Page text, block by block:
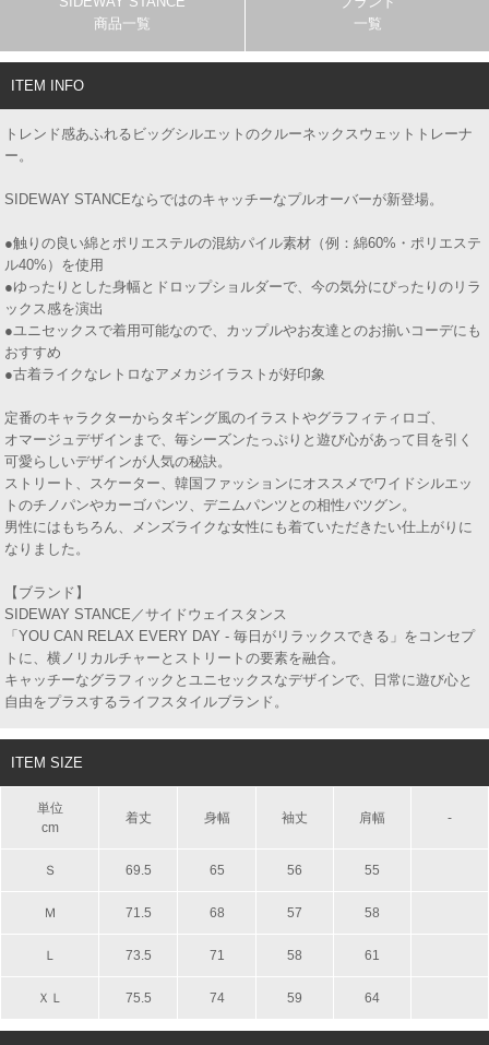
商品一覧
一覧
ITEM INFO
トレンド感あふれるビッグシルエットのクルーネックスウェットトレーナ
ー。
SIDEWAY STANCEならではのキャッチーなプルオーバーが新登場。
●触りの良い綿とポリエステルの混紡パイル素材（例：綿60%・ポリエステ
ル40%）を使用
●ゆったりとした身幅とドロップショルダーで、今の気分にぴったりのリラ
ックス感を演出
●ユニセックスで着用可能なので、カップルやお友達とのお揃いコーデにも
おすすめ
●古着ライクなレトロなアメカジイラストが好印象
定番のキャラクターからタギング風のイラストやグラフィティロゴ、
オマージュデザインまで、毎シーズンたっぷりと遊び心があって目を引く
可愛らしいデザインが人気の秘訣。
ストリート、スケーター、韓国ファッションにオススメでワイドシルエッ
トのチノパンやカーゴパンツ、デニムパンツとの相性バツグン。
男性にはもちろん、メンズライクな女性にも着ていただきたい仕上がりに
なりました。
【ブランド】
SIDEWAY STANCE／サイドウェイスタンス
「YOU CAN RELAX EVERY DAY - 毎日がリラックスできる」をコンセプ
トに、横ノリカルチャーとストリートの要素を融合。
キャッチーなグラフィックとユニセックスなデザインで、日常に遊び心と
自由をプラスするライフスタイルブランド。
ITEM SIZE
単位
cm
着丈 身幅 袖丈 肩幅 -
Ｓ 69.5 65 56 55
Ｍ 71.5 68 57 58
Ｌ 73.5 71 58 61
ＸＬ 75.5 74 59 64